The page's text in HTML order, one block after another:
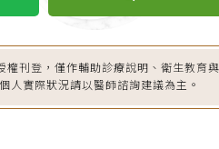
刊登，僅作輔助診療說明、衛生教育
實際狀況請以醫師諮詢建議為主。